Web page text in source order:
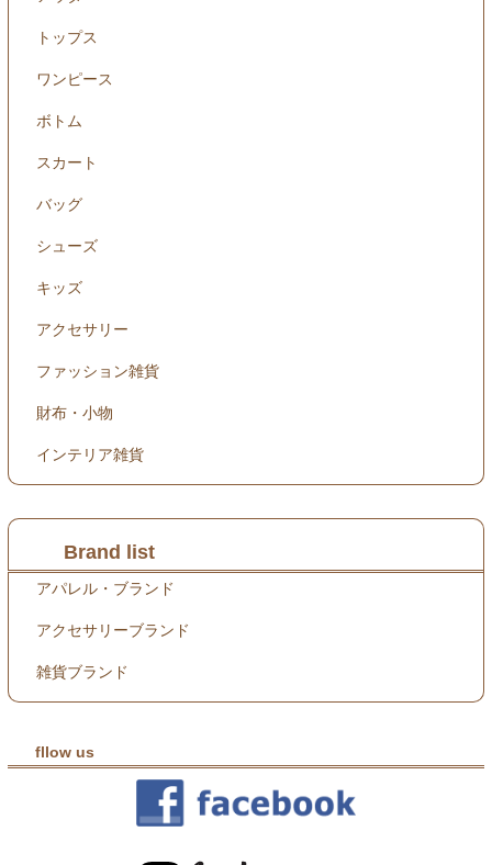
トップス
ワンピース
ボトム
スカート
バッグ
シューズ
キッズ
アクセサリー
ファッション雑貨
財布・小物
インテリア雑貨
Brand list
アパレル・ブランド
アクセサリーブランド
雑貨ブランド
fllow us